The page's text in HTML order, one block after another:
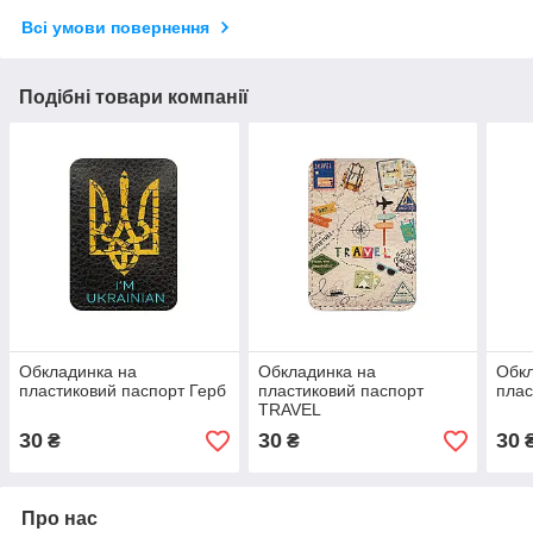
Всі умови повернення
Подібні товари компанії
Обкладинка на
пластиковий паспорт Герб
30 ₴
Обкладинка на
пластиковий паспорт
TRAVEL
30₴ 30
Про нас